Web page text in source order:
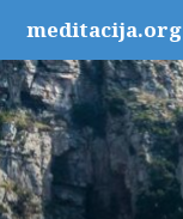
content
meditacija.org